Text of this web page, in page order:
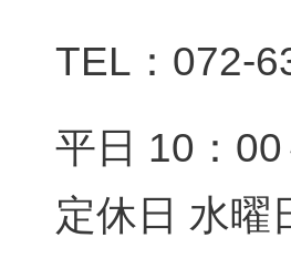
TEL：072-
平日 10：
定休日 水曜